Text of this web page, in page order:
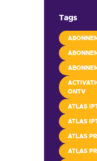
Tags
ONTV
ATLAS
ATLAS
ATLAS
ATLAS